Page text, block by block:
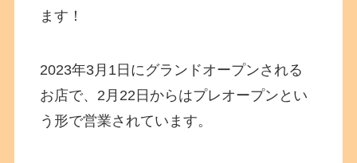
ます！
2023年3月1日にグランドオープンされる
お店で、2月22日からはプレオープンとい
う形で営業されています。